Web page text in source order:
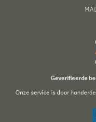
Geverifieerde
Onze service is door